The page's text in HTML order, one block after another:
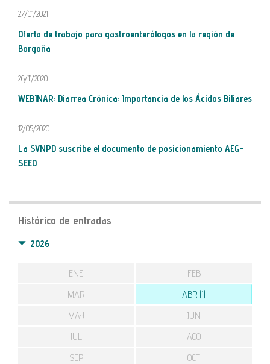
27/01/2021
Oferta de trabajo para gastroenterólogos en la región de
Borgoña
26/11/2020
WEBINAR: Diarrea Crónica: Importancia de los Ácidos Biliares
12/05/2020
La SVNPD suscribe el documento de posicionamiento AEG-
SEED
Histórico de entradas
2026
ENE
FEB
MAR
ABR (1)
MAY
JUN
JUL
AGO
SEP
OCT